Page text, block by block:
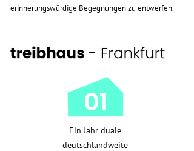
erinnerungswürdige Begegnungen zu entwerfen.
01
Ein Jahr duale
deutschlandweite